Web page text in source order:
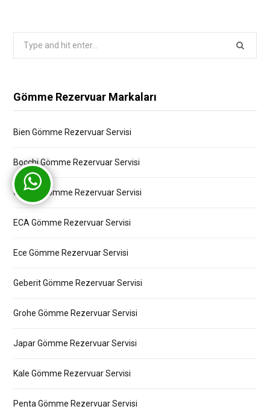
Gömme Rezervuar Markaları
Bien Gömme Rezervuar Servisi
Bocchi Gömme Rezervuar Servisi
Creavit Gömme Rezervuar Servisi
ECA Gömme Rezervuar Servisi
Ece Gömme Rezervuar Servisi
Geberit Gömme Rezervuar Servisi
Grohe Gömme Rezervuar Servisi
Japar Gömme Rezervuar Servisi
Kale Gömme Rezervuar Servisi
Penta Gömme Rezervuar Servisi